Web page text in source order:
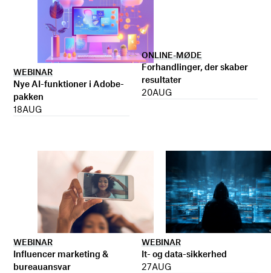
WEBINAR
Nye AI-funktioner i Adobe-
pakken
18AUG
ONLINE-MØDE
Forhandlinger, der skaber
resultater
20AUG
WEBINAR
Influencer marketing &
bureauansvar
WEBINAR
It- og data-sikkerhed
27AUG